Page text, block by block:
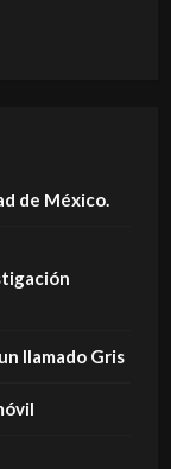
de México.
llamado Gris